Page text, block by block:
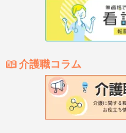
介護職コラム